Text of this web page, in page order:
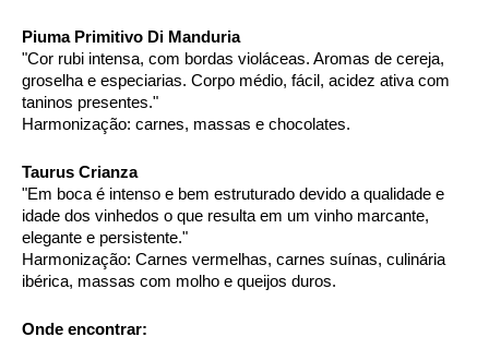
Piuma Primitivo Di Manduria
"Cor rubi intensa, com bordas violáceas. Aromas de cereja,
groselha e especiarias. Corpo médio, fácil, acidez ativa com
taninos presentes."
Harmonização: carnes, massas e chocolates.
Taurus Crianza
"Em boca é intenso e bem estruturado devido a qualidade e
idade dos vinhedos o que resulta em um vinho marcante,
elegante e persistente."
Harmonização: Carnes vermelhas, carnes suínas, culinária
ibérica, massas com molho e queijos duros.
Onde encontrar: